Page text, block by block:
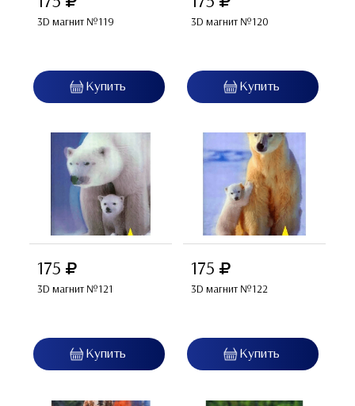
3D магнит №119 3D магнит №120
175
3D магнит №121
175
3D магнит №122